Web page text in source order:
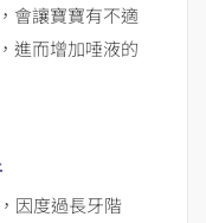
會讓寶寶有不適
進而增加唾液的
因度過長牙階